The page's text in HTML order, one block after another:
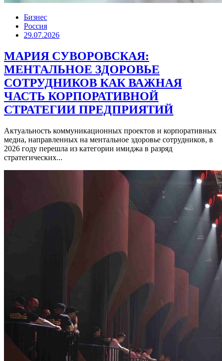
Бизнес
Россия
29.07.2026
МАРИЯ СУВОРОВСКАЯ:
МЕНТАЛЬНОЕ ЗДОРОВЬЕ
СОТРУДНИКОВ КАК ВАЖНАЯ
ЧАСТЬ КОРПОРАТИВНОЙ
СТРАТЕГИИ ПРЕДПРИЯТИЙ
Актуальность коммуникационных проектов и корпоративных
медиа, направленных на ментальное здоровье сотрудников, в
2026 году перешла из категории имиджа в разряд
стратегических...